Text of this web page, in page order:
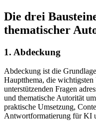
Die drei
thematischer
1. Abdeckung
Abdeckung ist die
Hauptthema, die wichtigsten
unterstützenden Fragen
und thematische Autorität
praktische Umsetzung,
Antwortformatierung für KI